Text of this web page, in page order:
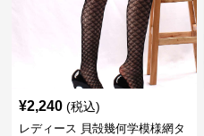
¥2,240 (税込)
レディース 貝殻幾何学模様網タ